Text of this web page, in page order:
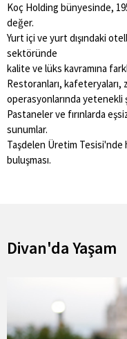
Koç Holding bünyesinde,
değer.
Yurt içi ve yurt dışındaki
sektöründe
kalite ve lüks kavramına
Restoranları,
operasyonlarında
Pastaneler ve fırınlarda
sunumlar.
Taşdelen Üretim
buluşması.
Divan'da Yaşam